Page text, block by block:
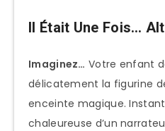
Il Était Une Fois…
Imaginez… Votre enfant
délicatement la figurine
enceinte magique.
chaleureuse d’un